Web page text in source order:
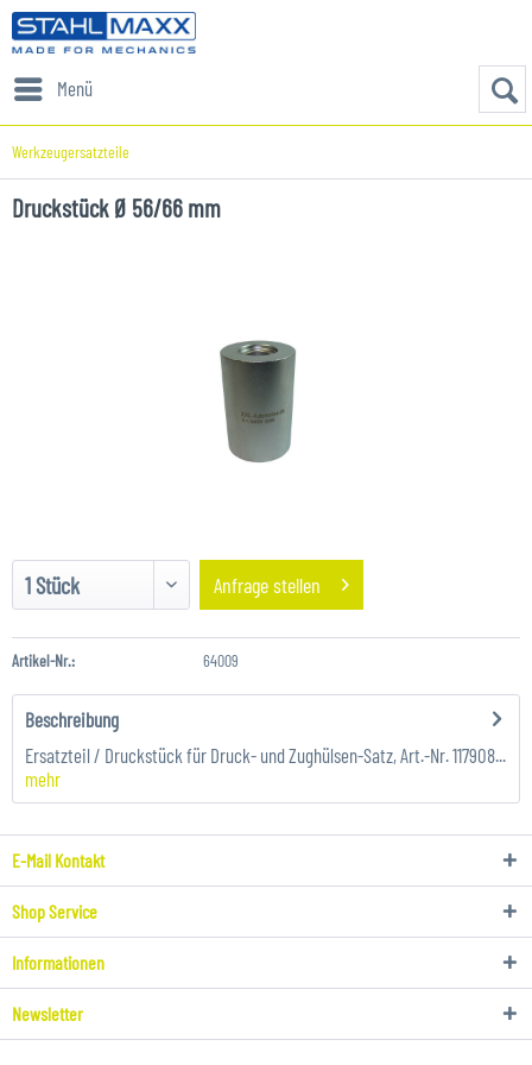
Menü
Werkzeugersatzteile
Druckstück Ø 56/66 mm
Anfrage stellen
Artikel-Nr.: 64009
Beschreibung
Ersatzteil / Druckstück für Druck- und Zughülsen-Satz, Art.-Nr. 117908...
mehr
E-Mail Kontakt
Shop Service
Informationen
Newsletter